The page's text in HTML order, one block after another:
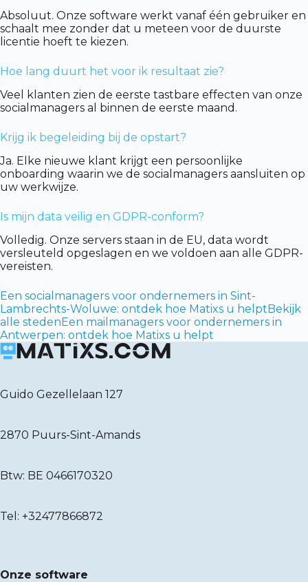
Absoluut. Onze software werkt vanaf één gebruiker en
schaalt mee zonder dat u meteen voor de duurste
licentie hoeft te kiezen.
Hoe lang duurt het voor ik resultaat zie?
Veel klanten zien de eerste tastbare effecten van onze
socialmanagers al binnen de eerste maand.
Krijg ik begeleiding bij de opstart?
Ja. Elke nieuwe klant krijgt een persoonlijke
onboarding waarin we de socialmanagers aansluiten op
uw werkwijze.
Is mijn data veilig en GDPR-conform?
Volledig. Onze servers staan in de EU, data wordt
versleuteld opgeslagen en we voldoen aan alle GDPR-
vereisten.
Een socialmanagers voor ondernemers in Sint-
Lambrechts-Woluwe: ontdek hoe Matixs u helptBekijk
alle stedenEen mailmanagers voor ondernemers in
Antwerpen: ontdek hoe Matixs u helpt
Guido Gezellelaan 127
2870 Puurs-Sint-Amands
Btw: BE 0466170320
Tel: +32477866872
Onze software